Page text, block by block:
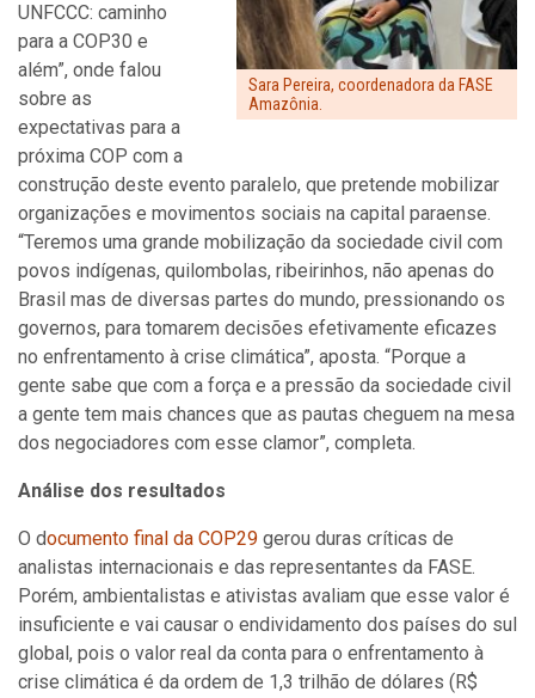
Sara Pereira, coordenadora da FASE
Amazônia.
UNFCCC: caminho
para a COP30 e
além”, onde falou
sobre as
expectativas para a
próxima COP com a
construção deste evento paralelo, que pretende mobilizar
organizações e movimentos sociais na capital paraense.
“Teremos uma grande mobilização da sociedade civil com
povos indígenas, quilombolas, ribeirinhos, não apenas do
Brasil mas de diversas partes do mundo, pressionando os
governos, para tomarem decisões efetivamente eficazes
no enfrentamento à crise climática”, aposta. “Porque a
gente sabe que com a força e a pressão da sociedade civil
a gente tem mais chances que as pautas cheguem na mesa
dos negociadores com esse clamor”, completa.
Análise dos resultados
O documento final da COP29 gerou duras críticas de
analistas internacionais e das representantes da FASE.
Porém, ambientalistas e ativistas avaliam que esse valor é
insuficiente e vai causar o endividamento dos países do sul
global, pois o valor real da conta para o enfrentamento à
crise climática é da ordem de 1,3 trilhão de dólares (R$